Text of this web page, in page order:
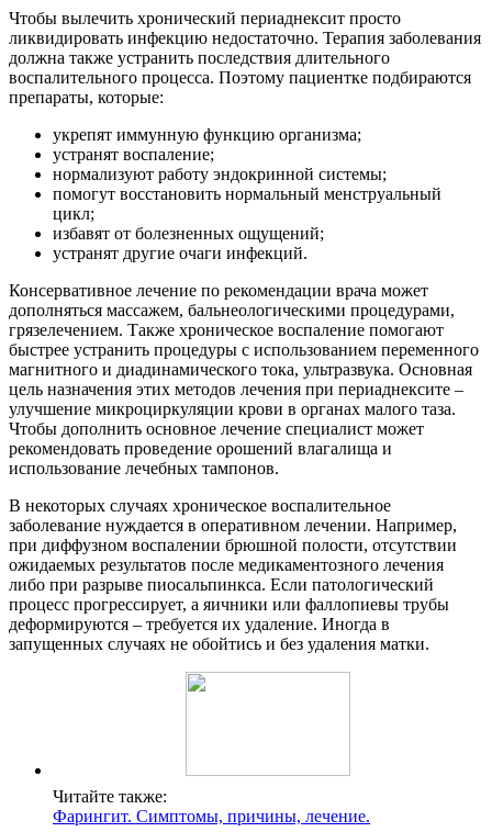
Чтобы вылечить хронический периаднексит просто
ликвидировать инфекцию недостаточно. Терапия заболевания
должна также устранить последствия длительного
воспалительного процесса. Поэтому пациентке подбираются
препараты, которые:
укрепят иммунную функцию организма;
устранят воспаление;
нормализуют работу эндокринной системы;
помогут восстановить нормальный менструальный
цикл;
избавят от болезненных ощущений;
устранят другие очаги инфекций.
Консервативное лечение по рекомендации врача может
дополняться массажем, бальнеологическими процедурами,
грязелечением. Также хроническое воспаление помогают
быстрее устранить процедуры с использованием переменного
магнитного и диадинамического тока, ультразвука. Основная
цель назначения этих методов лечения при периаднексите –
улучшение микроциркуляции крови в органах малого таза.
Чтобы дополнить основное лечение специалист может
рекомендовать проведение орошений влагалища и
использование лечебных тампонов.
В некоторых случаях хроническое воспалительное
заболевание нуждается в оперативном лечении. Например,
при диффузном воспалении брюшной полости, отсутствии
ожидаемых результатов после медикаментозного лечения
либо при разрыве пиосальпинкса. Если патологический
процесс прогрессирует, а яичники или фаллопиевы трубы
деформируются – требуется их удаление. Иногда в
запущенных случаях не обойтись и без удаления матки.
Читайте также:
Фарингит. Симптомы, причины, лечение.